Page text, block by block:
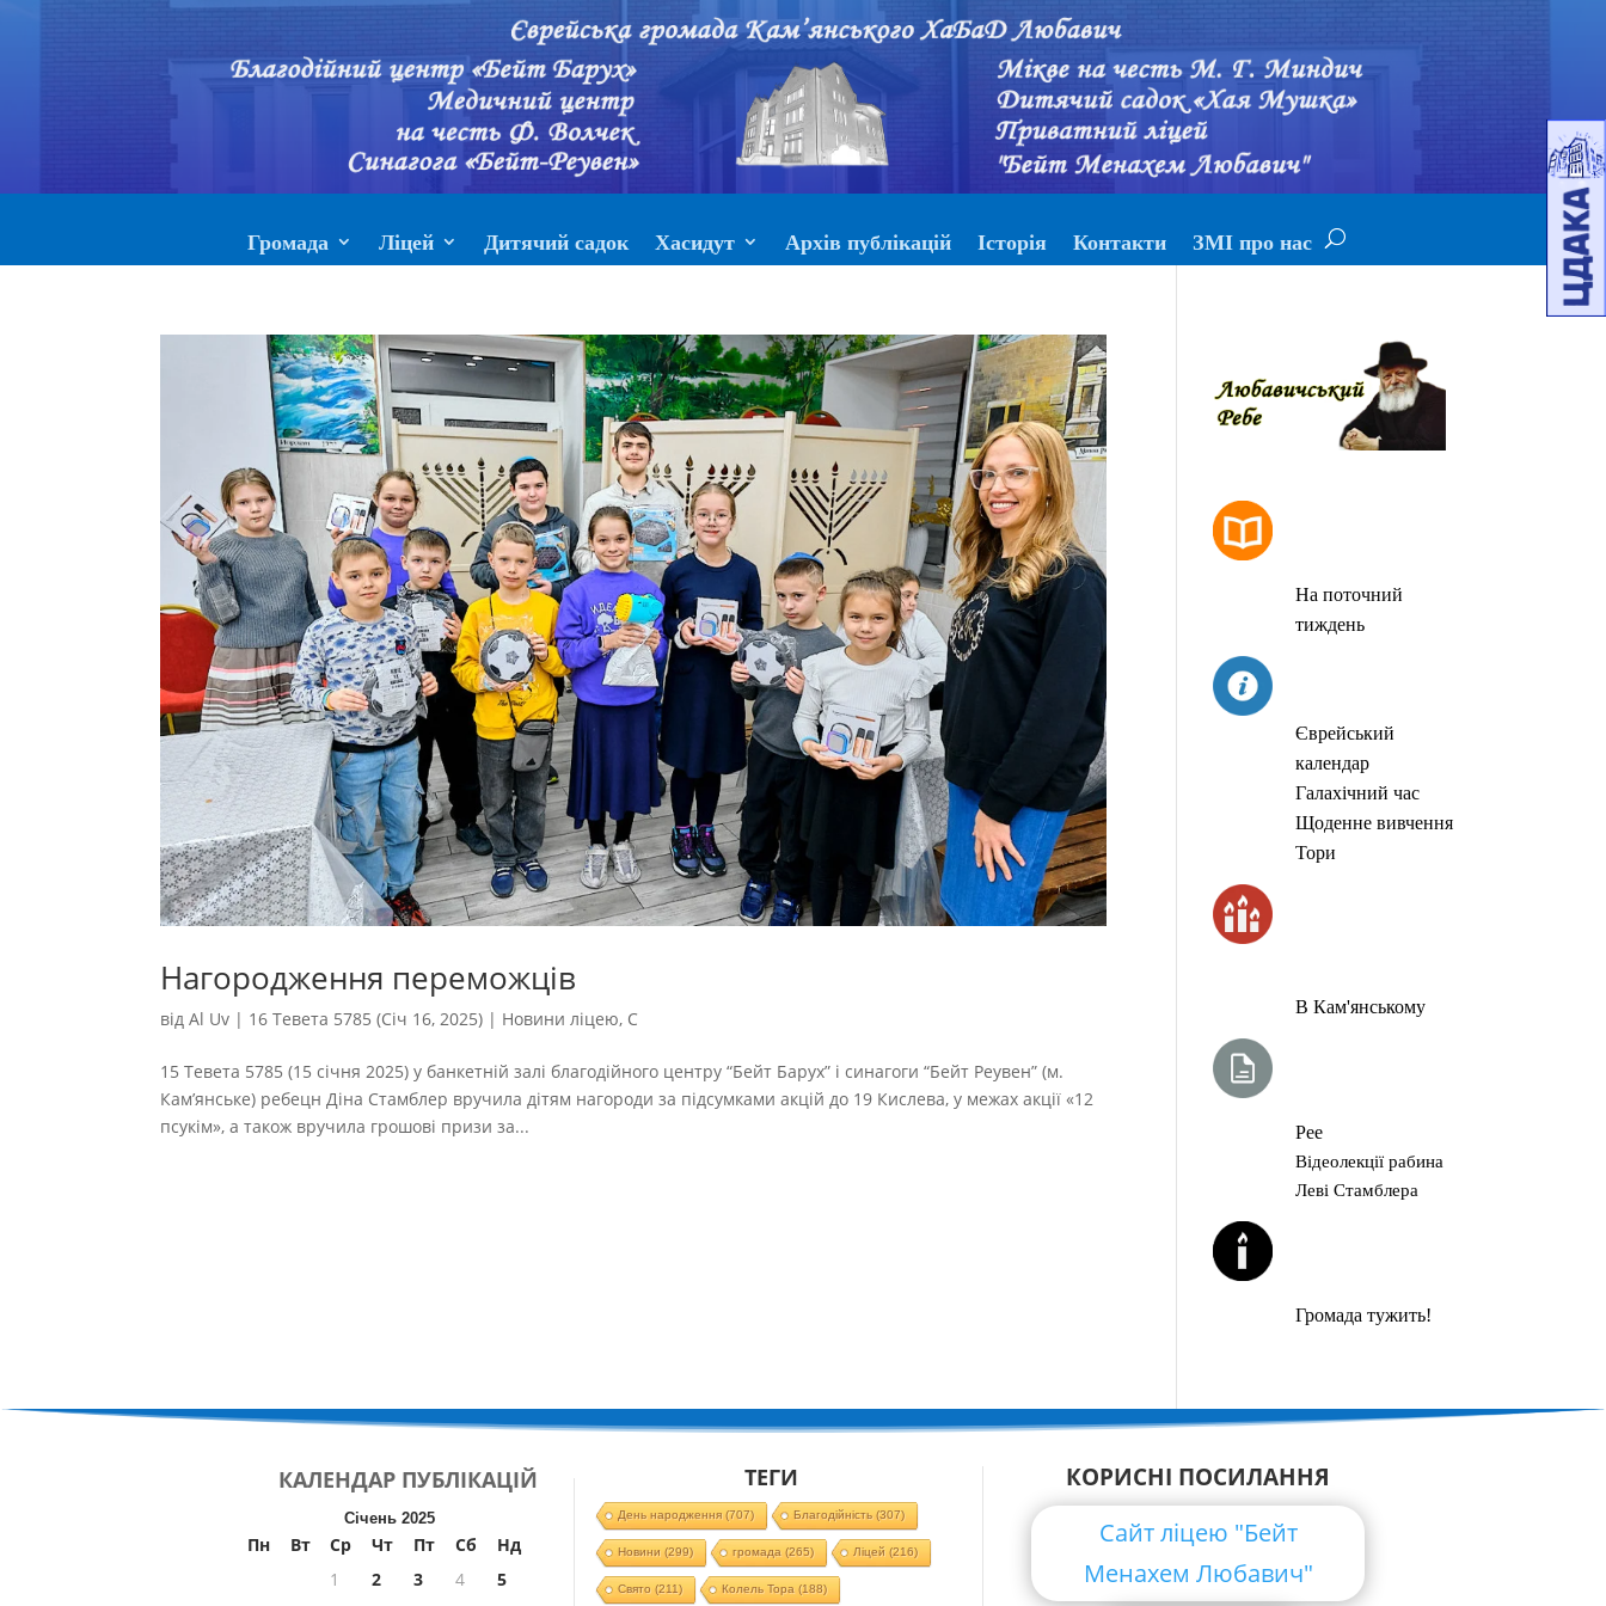
Громада Ліцей Дитячий садок Хасидут Архів публікацій Історія Контакти ЗМІ про нас
Нагородження переможців
відAl Uv | 16 Тевета 5785 (Січ 16, 2025) | Новини ліцею, С
15 Тевета 5785 (15 січня 2025) у банкетній залі благодійного центру “Бейт Барух” і синагоги “Бейт Реувен” (м.
Кам’янське) ребецн Діна Стамблер вручила дітям нагороди за підсумками акцій до 19 Кислева, у межах акції «12
псукім», а також вручила грошові призи за...
На поточний
тиждень
Єврейський
календар
Галахічний час
Щоденне вивчення
Тори
В Кам'янському
Рее
Відеолекції рабина
Леві Стамблера
Громада тужить!
КАЛЕНДАР ПУБЛІКАЦІЙ
Січень 2025
Пн Вт Ср Чт Пт Сб
Нд
1
2 3 4
5
ТЕГИ
День народження(707) Благодійність (307)
Новини (299) громада (265) Ліцей (216)
Свято (211) Колель Тора (188)
КОРИСНІ ПОСИЛАННЯ
Сайт ліцею "Бейт
Менахем Любавич"